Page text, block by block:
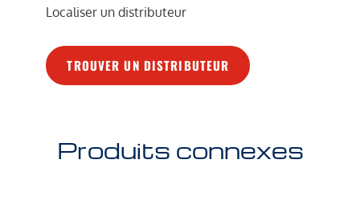
Localiser un distributeur
TROUVER UN DISTRIBUTEUR
Produits connexes